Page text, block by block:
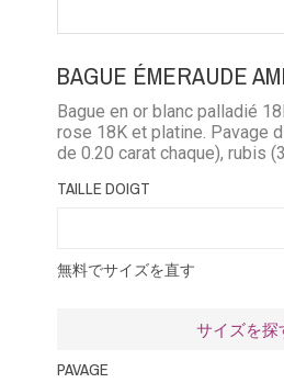
BAGUE ÉMERAUDE
Bague en or blanc palladié
rose 18K et platine. Pavage
de 0.20 carat chaque), rubis
carat), saphir bleu (3 pierres
TAILLE DOIGT
無料でサイズを直す
サイズを探
PAVAGE